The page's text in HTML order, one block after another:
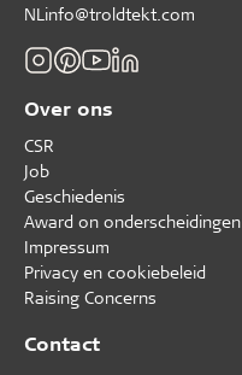
NLinfo@troldtekt.com
Over ons
CSR
Job
Geschiedenis
Award on onderscheidingen
Impressum
Privacy en cookiebeleid
Raising Concerns
Contact